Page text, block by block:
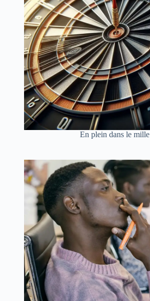
En plein dans le mille